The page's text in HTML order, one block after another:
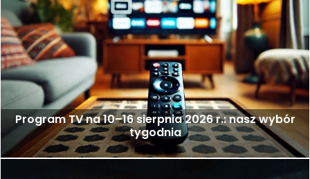
Program TV na 10–16 sierpnia 2026 r.: nasz wybór
tygodnia